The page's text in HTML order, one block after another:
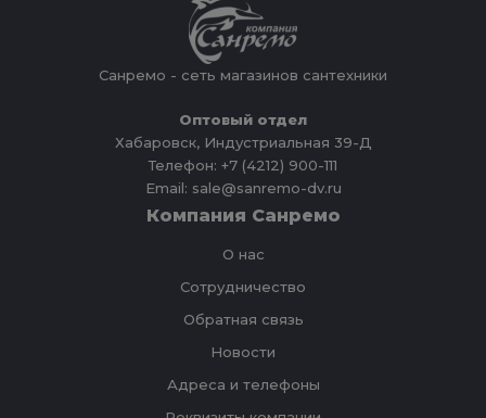
Санремо - сеть магазинов сантехники
Оптовый отдел
Хабаровск, Индустриальная 39-Д
Телефон: +7 (4212) 900-111
Email: sale@sanremo-dv.ru
Компания Санремо
О нас
Сотрудничество
Обратная связь
Новости
Адреса и телефоны